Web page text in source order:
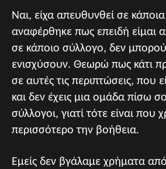
Ναι, είχα απευθυνθεί σε
αναφέρθηκε πως επειδή είμαι
σε κάποιο σύλλογο, δεν
ενισχύσουν. Θεωρώ πως κάτι
σε αυτές τις περιπτώσεις, που
και δεν έχεις μια ομάδα πίσω
σύλλογοι, γιατί τότε είναι που
περισσότερο την βοήθεια.
Εμείς δεν βγάλαμε χρήματα